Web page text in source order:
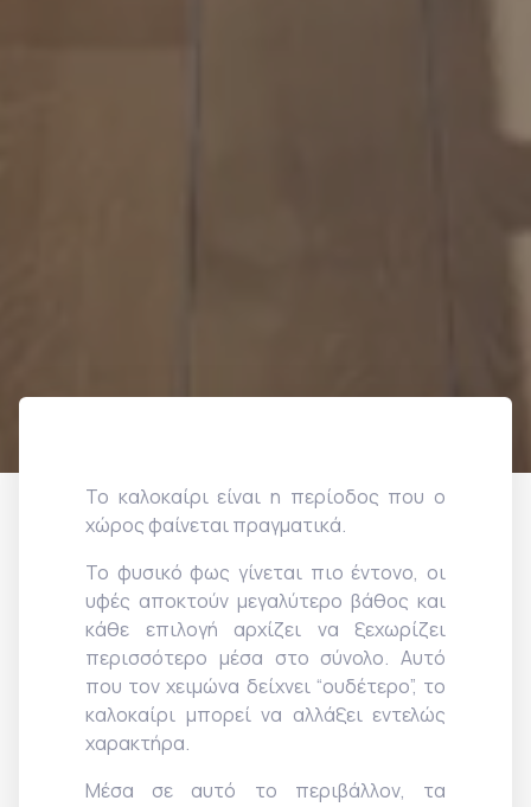
Το καλοκαίρι είναι η περίοδος που ο
χώρος φαίνεται πραγματικά.
Το φυσικό φως γίνεται πιο έντονο, οι
υφές αποκτούν μεγαλύτερο βάθος και
κάθε επιλογή αρχίζει να ξεχωρίζει
περισσότερο μέσα στο σύνολο. Αυτό
που τον χειμώνα δείχνει “ουδέτερο”, το
καλοκαίρι μπορεί να αλλάξει εντελώς
χαρακτήρα.
Μέσα σε αυτό το περιβάλλον, τα